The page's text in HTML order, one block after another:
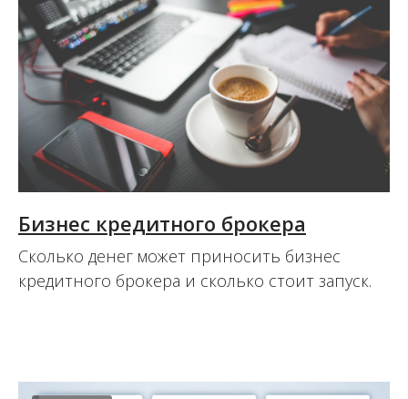
Бизнес кредитного брокера
Сколько денег может приносить бизнес
кредитного брокера и сколько стоит запуск.